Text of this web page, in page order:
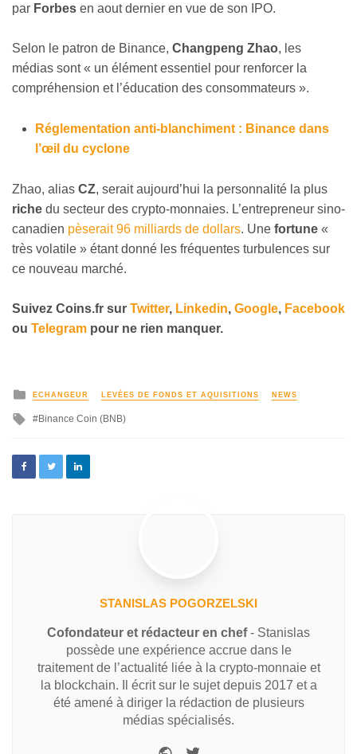
par Forbes en aout dernier en vue de son IPO.
Selon le patron de Binance, Changpeng Zhao, les
médias sont « un élément essentiel pour renforcer la
compréhension et l’éducation des consommateurs ».
Réglementation anti-blanchiment : Binance dans
l’œil du cyclone
Zhao, alias CZ, serait aujourd’hui la personnalité la plus
riche du secteur des crypto-monnaies. L’entrepreneur sino-
canadien pèserait 96 milliards de dollars. Une fortune «
très volatile » étant donné les fréquentes turbulences sur
ce nouveau marché.
Suivez Coins.fr sur Twitter, Linkedin, Google, Facebook
ou Telegram pour ne rien manquer.
ECHANGEUR LEVÉES DE FONDS ET AQUISITIONS NEWS
Binance Coin (BNB)
STANISLAS POGORZELSKI
Cofondateur et rédacteur en chef- Stanislas
possède une expérience accrue dans le
traitement de l’actualité liée à la crypto-monnaie et
la blockchain. Il écrit sur le sujet depuis 2017 et a
été amené à diriger la rédaction de plusieurs
médias spécialisés.